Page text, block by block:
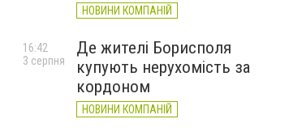
НОВИНИ КОМПАНІЙ
Де жителі Борисполя
купують нерухомість за
кордоном
НОВИНИ КОМПАНІЙ
16:42
3 серпня